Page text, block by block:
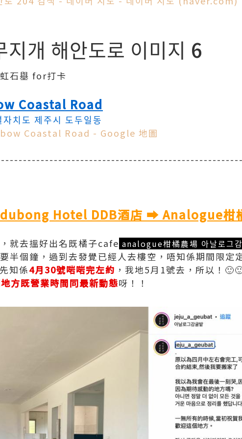
石𡒊 for打卡
Coastal Road
치도 제주시 도두일동
Coastal Road - Google 地圖
Hotel DDB酒店 ➡️ Analogue柑
就去搵好出名既橘子cafe analogue柑橘農場 아날로그
半個鐘，過到去發覺已經人去樓空，唔知係期間限定
知係4月30號啱啱完左約 ，我地5月1號去，所以！
方既營業時間同最新動態呀！！